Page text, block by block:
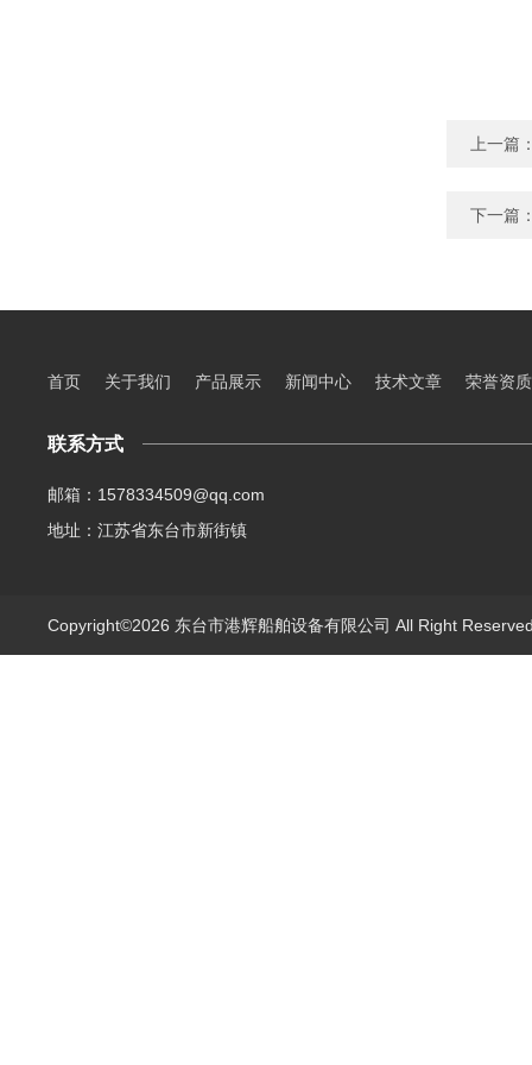
上一篇
下一篇
首页 关于我们 产品展示 新闻中心 技术文章 荣誉资质
联系方式
邮箱：1578334509@qq.com
地址：江苏省东台市新街镇
Copyright©2026 东台市港辉船舶设备有限公司 All Right